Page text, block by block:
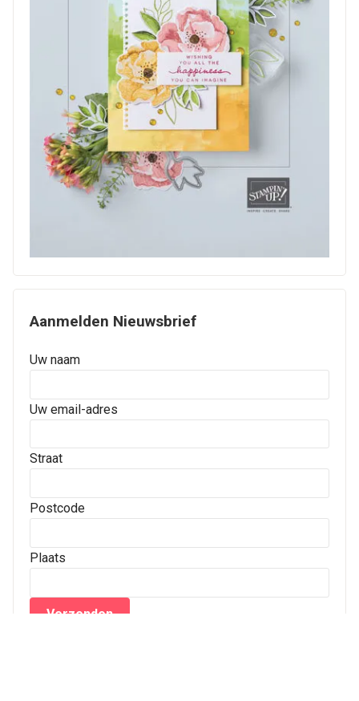
Aanmelden Nieuwsbrief
Uw naam
Uw email-adres
Straat
Postcode
Plaats